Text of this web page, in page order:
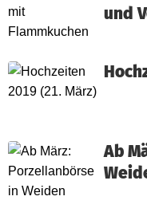
und
Ab